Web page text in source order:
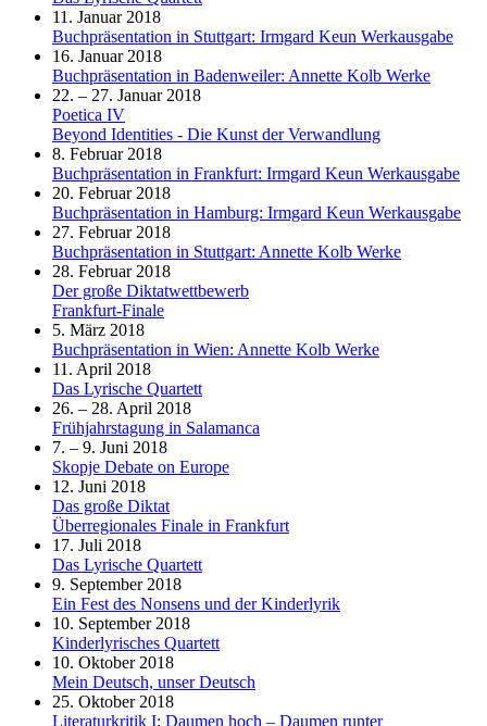
11. Januar 2018
Buchpräsentation in Stuttgart: Irmgard Keun Werkausgabe
16. Januar 2018
Buchpräsentation in Badenweiler: Annette Kolb Werke
22. – 27. Januar 2018
Poetica IV
Beyond Identities - Die Kunst der Verwandlung
8. Februar 2018
Buchpräsentation in Frankfurt: Irmgard Keun Werkausgabe
20. Februar 2018
Buchpräsentation in Hamburg: Irmgard Keun Werkausgabe
27. Februar 2018
Buchpräsentation in Stuttgart: Annette Kolb Werke
28. Februar 2018
Der große Diktatwettbewerb
Frankfurt-Finale
5. März 2018
Buchpräsentation in Wien: Annette Kolb Werke
11. April 2018
Das Lyrische Quartett
26. – 28. April 2018
Frühjahrstagung in Salamanca
7. – 9. Juni 2018
Skopje Debate on Europe
12. Juni 2018
Das große Diktat
Überregionales Finale in Frankfurt
17. Juli 2018
Das Lyrische Quartett
9. September 2018
Ein Fest des Nonsens und der Kinderlyrik
10. September 2018
Kinderlyrisches Quartett
10. Oktober 2018
Mein Deutsch, unser Deutsch
25. Oktober 2018
Literaturkritik I: Daumen hoch – Daumen runter